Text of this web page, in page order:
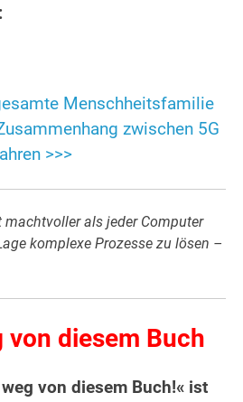
Menschheitsfamilie
zwischen 5G
>>>
machtvoller als jeder Computer
komplexe Prozesse zu lösen –
von diesem Buch
weg von diesem Buch!« ist